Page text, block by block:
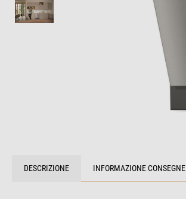
DESCRIZIONE INFORMAZIONE CONSEGNE